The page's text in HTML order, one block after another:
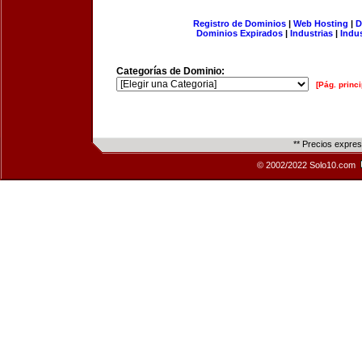
Registro de Dominios| Web Hosting |
Dominios Expirados | Industrias |
Categorías de Dominio:
[Pág.
** Precios
© 2002/2022 Solo10.com